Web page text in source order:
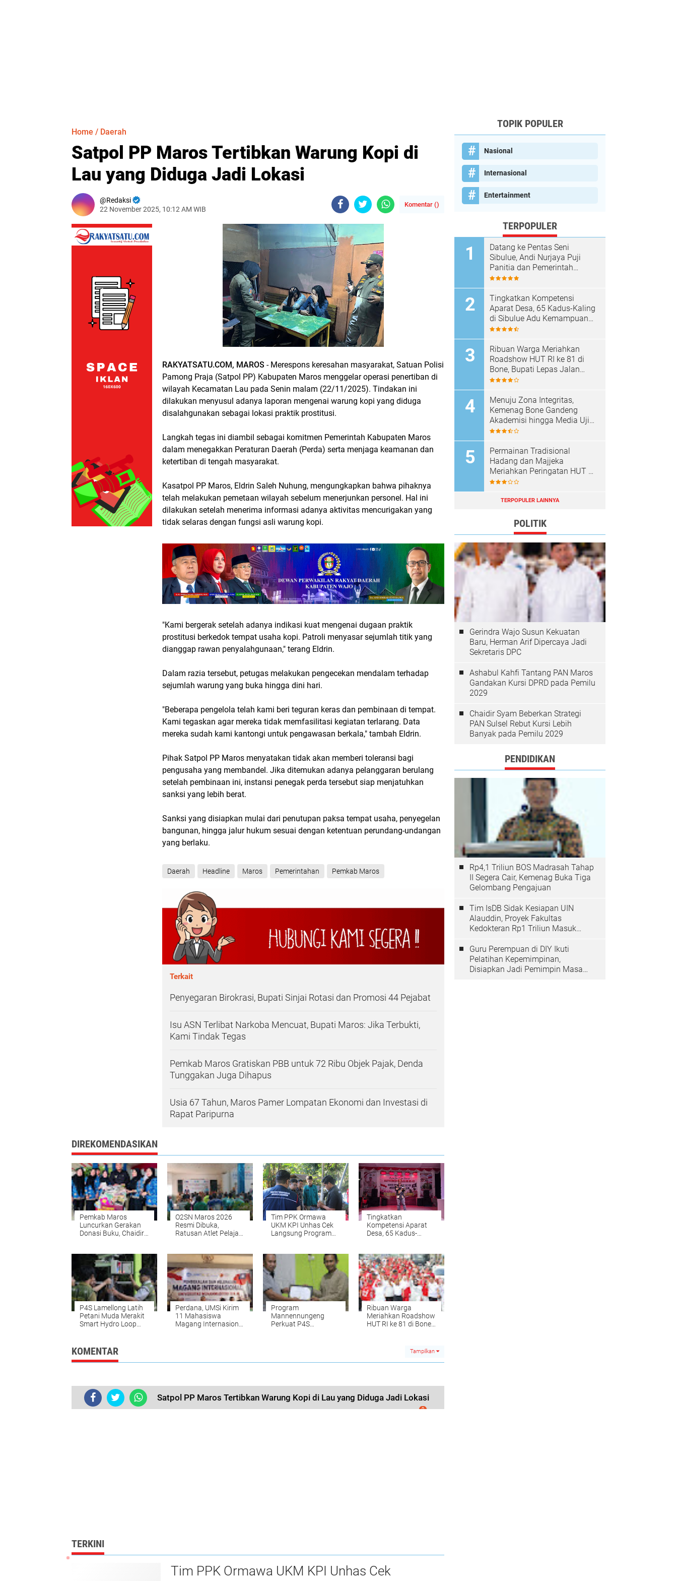
Home / Daerah
Satpol PP Maros Tertibkan Warung Kopi di
Lau yang Diduga Jadi Lokasi
Redaksi
22 November 2025, 10:12 AM WIB
Komentar ()
RAKYATSATU.COM, MAROS - Merespons keresahan masyarakat, Satuan Polisi
Pamong Praja (Satpol PP) Kabupaten Maros menggelar operasi penertiban di
wilayah Kecamatan Lau pada Senin malam (22/11/2025). Tindakan ini
dilakukan menyusul adanya laporan mengenai warung kopi yang diduga
disalahgunakan sebagai lokasi praktik prostitusi.
Langkah tegas ini diambil sebagai komitmen Pemerintah Kabupaten Maros
dalam menegakkan Peraturan Daerah (Perda) serta menjaga keamanan dan
ketertiban di tengah masyarakat.
Kasatpol PP Maros, Eldrin Saleh Nuhung, mengungkapkan bahwa pihaknya
telah melakukan pemetaan wilayah sebelum menerjunkan personel. Hal ini
dilakukan setelah menerima informasi adanya aktivitas mencurigakan yang
tidak selaras dengan fungsi asli warung kopi.
"Kami bergerak setelah adanya indikasi kuat mengenai dugaan praktik
prostitusi berkedok tempat usaha kopi. Patroli menyasar sejumlah titik yang
dianggap rawan penyalahgunaan," terang Eldrin.
Dalam razia tersebut, petugas melakukan pengecekan mendalam terhadap
sejumlah warung yang buka hingga dini hari.
"Beberapa pengelola telah kami beri teguran keras dan pembinaan di tempat.
Kami tegaskan agar mereka tidak memfasilitasi kegiatan terlarang. Data
mereka sudah kami kantongi untuk pengawasan berkala," tambah Eldrin.
Pihak Satpol PP Maros menyatakan tidak akan memberi toleransi bagi
pengusaha yang membandel. Jika ditemukan adanya pelanggaran berulang
setelah pembinaan ini, instansi penegak perda tersebut siap menjatuhkan
sanksi yang lebih berat.
Sanksi yang disiapkan mulai dari penutupan paksa tempat usaha, penyegelan
bangunan, hingga jalur hukum sesuai dengan ketentuan perundang-undangan
yang berlaku.
Daerah Headline Maros Pemerintahan Pemkab Maros
Terkait
Penyegaran Birokrasi, Bupati Sinjai Rotasi dan Promosi 44 Pejabat
Isu ASN Terlibat Narkoba Mencuat, Bupati Maros: Jika Terbukti,
Kami Tindak Tegas
Pemkab Maros Gratiskan PBB untuk 72 Ribu Objek Pajak, Denda
Tunggakan Juga Dihapus
Usia 67 Tahun, Maros Pamer Lompatan Ekonomi dan Investasi di
Rapat Paripurna
DIREKOMENDASIKAN
Pemkab Maros
Luncurkan Gerakan
Donasi Buku, Chaidir
O2SN Maros 2026
Resmi Dibuka,
Ratusan Atlet Pelajar
Tim PPK Ormawa
UKM KPI Unhas Cek
Langsung Program
Tingkatkan
Kompetensi Aparat
Desa, 65 Kadus-
Berpidato
P4S Lamellong Latih
Petani Muda Merakit
Smart Hydro Loop
Perdana, UMSi Kirim
11 Mahasiswa
Magang Internasional
Program
Mannennungeng
Perkuat P4S
Ribuan Warga
Meriahkan Roadshow
HUT RI ke 81 di Bone,
KOMENTAR Tampilkan
Satpol PP Maros Tertibkan Warung Kopi di Lau yang Diduga Jadi Lokasi
0
TERKINI
Tim PPK Ormawa UKM KPI Unhas Cek
TOPIK POPULER
Nasional
Internasional
Entertainment
TERPOPULER
Datang ke Pentas Seni
Sibulue, Andi Nurjaya Puji
Panitia dan Pemerintah
Kecamatan
Tingkatkan Kompetensi
Aparat Desa, 65 Kadus-Kaling
di Sibulue Adu Kemampuan
Berpidato
Ribuan Warga Meriahkan
Roadshow HUT RI ke 81 di
Bone, Bupati Lepas Jalan
Santai
Menuju Zona Integritas,
Kemenag Bone Gandeng
Akademisi hingga Media Uji
Standar Pelayanan
Permainan Tradisional
Hadang dan Majjeka
Meriahkan Peringatan HUT RI
di Sibulue
TERPOPULER LAINNYA
POLITIK
Gerindra Wajo Susun Kekuatan
Baru, Herman Arif Dipercaya Jadi
Sekretaris DPC
Ashabul Kahfi Tantang PAN Maros
Gandakan Kursi DPRD pada Pemilu
2029
Chaidir Syam Beberkan Strategi
PAN Sulsel Rebut Kursi Lebih
Banyak pada Pemilu 2029
PENDIDIKAN
Rp4,1 Triliun BOS Madrasah Tahap
II Segera Cair, Kemenag Buka Tiga
Gelombang Pengajuan
Tim IsDB Sidak Kesiapan UIN
Alauddin, Proyek Fakultas
Kedokteran Rp1 Triliun Masuk
Guru Perempuan di DIY Ikuti
Pelatihan Kepemimpinan,
Disiapkan Jadi Pemimpin Masa